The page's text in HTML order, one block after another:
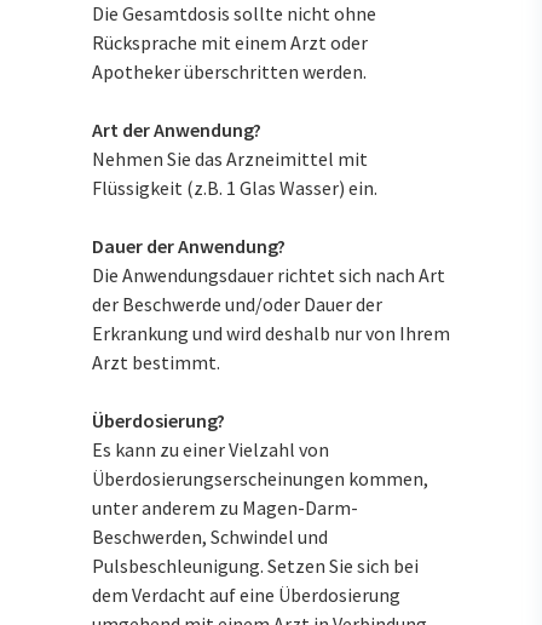
Die Gesamtdosis sollte nicht ohne
Rücksprache mit einem Arzt oder
Apotheker überschritten werden.
Art der Anwendung?
Nehmen Sie das Arzneimittel mit
Flüssigkeit (z.B. 1 Glas Wasser) ein.
Dauer der Anwendung?
Die Anwendungsdauer richtet sich nach Art
der Beschwerde und/oder Dauer der
Erkrankung und wird deshalb nur von Ihrem
Arzt bestimmt.
Überdosierung?
Es kann zu einer Vielzahl von
Überdosierungserscheinungen kommen,
unter anderem zu Magen-Darm-
Beschwerden, Schwindel und
Pulsbeschleunigung. Setzen Sie sich bei
dem Verdacht auf eine Überdosierung